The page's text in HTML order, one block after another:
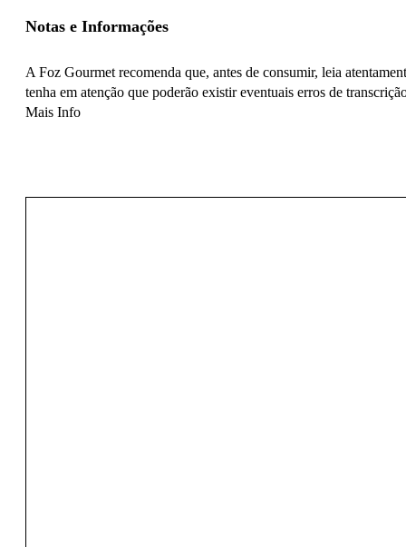
Notas e Informações
A Foz Gourmet recomenda que, antes de consumir, leia
tenha em atenção que poderão existir eventuais erros de
Mais Info